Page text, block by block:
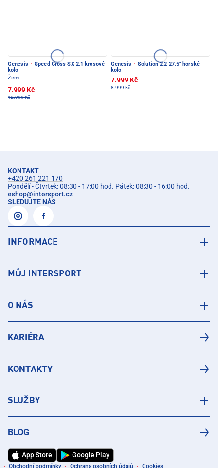
Genesis · Speed Cross SX 2.1 krosové
kolo
Ženy
7.999 Kč
12.999 Kč
Genesis · Solution 2.2 27.5" horské
kolo
7.999 Kč
8.999 Kč
KONTAKT
+420 261 221 170
Pondělí - Čtvrtek: 08:30 - 17:00 hod. Pátek: 08:30 - 16:00 hod.
eshop@intersport.cz
SLEDUJTE NÁS
INFORMACE
MŮJ INTERSPORT
O NÁS
KARIÉRA
KONTAKTY
SLUŽBY
BLOG
App Store Google Play
Obchodní podmínky Ochrana osobních údajů Cookies